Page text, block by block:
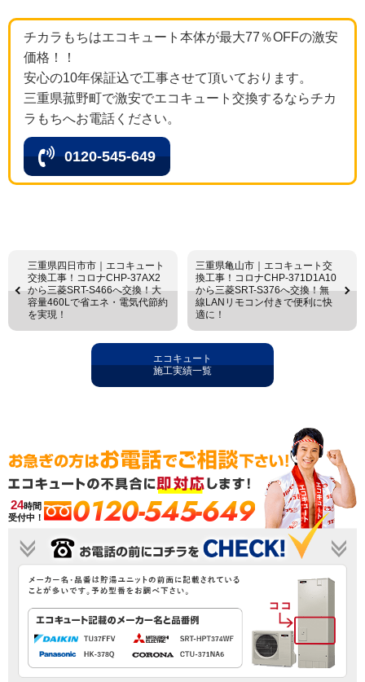
チカラもちはエコキュート本体が最大77％OFFの激安
価格！！
安心の10年保証込で工事させて頂いております。
三重県菰野町で激安でエコキュート交換するならチカ
ラもちへお電話ください。
0120-545-649
三重県四日市市｜エコキュート
交換工事！コロナCHP-37AX2
から三菱SRT-S466へ交換！大
容量460Lで省エネ・電気代節約
を実現！
三重県亀山市｜エコキュート交
換工事！コロナCHP-371D1A10
から三菱SRT-S376へ交換！無
線LANリモコン付きで便利に快
適に！
エコキュート
施工実績一覧
24時間
受付中！
0120-545-649